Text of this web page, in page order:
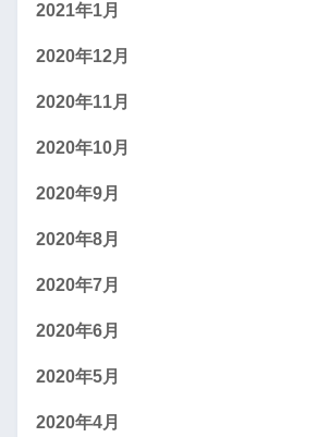
2021年1月
2020年12月
2020年11月
2020年10月
2020年9月
2020年8月
2020年7月
2020年6月
2020年5月
2020年4月